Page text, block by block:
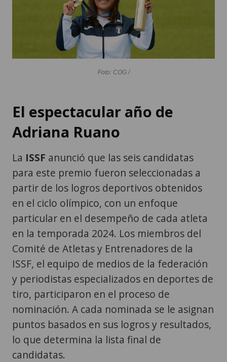
Foto: COG /
El espectacular año de
Adriana Ruano
La ISSF anunció que las seis candidatas
para este premio fueron seleccionadas a
partir de los logros deportivos obtenidos
en el ciclo olímpico, con un enfoque
particular en el desempeño de cada atleta
en la temporada 2024. Los miembros del
Comité de Atletas y Entrenadores de la
ISSF, el equipo de medios de la federación
y periodistas especializados en deportes de
tiro, participaron en el proceso de
nominación. A cada nominada se le asignan
puntos basados en sus logros y resultados,
lo que determina la lista final de
candidatas.